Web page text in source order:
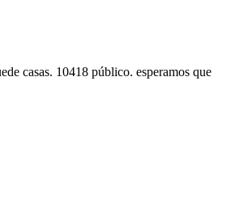
casas. 10418 público. esperamos que